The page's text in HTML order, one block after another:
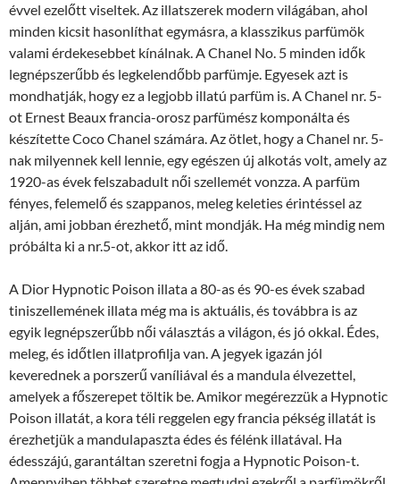
évvel ezelőtt viseltek. Az illatszerek modern világában, ahol
minden kicsit hasonlíthat egymásra, a klasszikus parfümök
valami érdekesebbet kínálnak. A Chanel No. 5 minden idők
legnépszerűbb és legkelendőbb parfümje. Egyesek azt is
mondhatják, hogy ez a legjobb illatú parfüm is. A Chanel nr. 5-
ot Ernest Beaux francia-orosz parfümész komponálta és
készítette Coco Chanel számára. Az ötlet, hogy a Chanel nr. 5-
nak milyennek kell lennie, egy egészen új alkotás volt, amely az
1920-as évek felszabadult női szellemét vonzza. A parfüm
fényes, felemelő és szappanos, meleg keleties érintéssel az
alján, ami jobban érezhető, mint mondják. Ha még mindig nem
próbálta ki a nr.5-ot, akkor itt az idő.
A Dior Hypnotic Poison illata a 80-as és 90-es évek szabad
tiniszellemének illata még ma is aktuális, és továbbra is az
egyik legnépszerűbb női választás a világon, és jó okkal. Édes,
meleg, és időtlen illatprofilja van. A jegyek igazán jól
keverednek a porszerű vaníliával és a mandula élvezettel,
amelyek a főszerepet töltik be. Amikor megérezzük a Hypnotic
Poison illatát, a kora téli reggelen egy francia pékség illatát is
érezhetjük a mandulapaszta édes és félénk illatával. Ha
édesszájú, garantáltan szeretni fogja a Hypnotic Poison-t.